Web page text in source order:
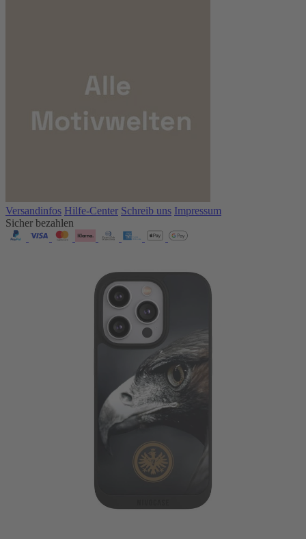
Versandinfos Hilfe-Center Schreib uns Impressum
Sicher bezahlen